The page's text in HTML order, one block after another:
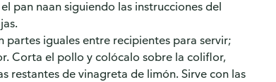
pan naan siguiendo las instrucciones del
partes iguales entre recipientes para servir;
Corta el pollo y colócalo sobre la coliflor,
restantes de vinagreta de limón. Sirve con las